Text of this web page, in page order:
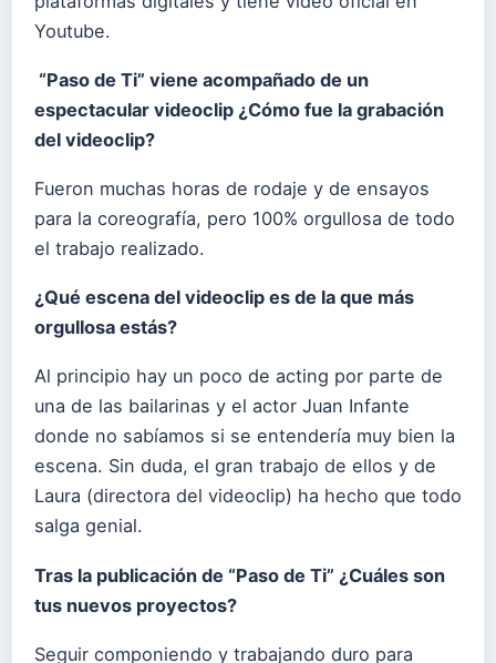
Youtube.
“Paso de Ti” viene acompañado de un
espectacular videoclip ¿Cómo fue la grabación
del videoclip?
Fueron muchas horas de rodaje y de ensayos
para la coreografía, pero 100% orgullosa de todo
el trabajo realizado.
¿Qué escena del videoclip es de la que más
orgullosa estás?
Al principio hay un poco de acting por parte de
una de las bailarinas y el actor Juan Infante
donde no sabíamos si se entendería muy bien la
escena. Sin duda, el gran trabajo de ellos y de
Laura (directora del videoclip) ha hecho que todo
salga genial.
Tras la publicación de “Paso de Ti” ¿Cuáles son
tus nuevos proyectos?
Seguir componiendo y trabajando duro para